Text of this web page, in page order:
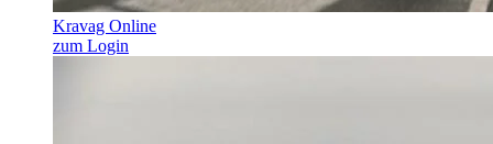
Kravag Online
zum Login